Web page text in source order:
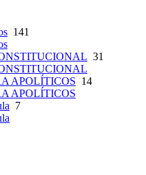
141
31
APOLÍTICOS 14
APOLÍTICOS
7